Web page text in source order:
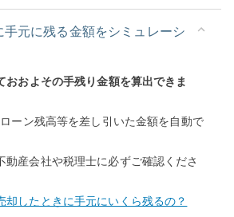
手元に残る金額をシミュレーシ
おおよその手残り金額を算出できま
ーン残高等を差し引いた金額を自動で
動産会社や税理士に必ずご確認くださ
却したときに手元にいくら残るの？